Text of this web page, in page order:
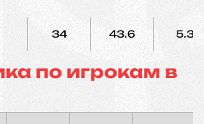
34 43.6 5.3
по игрокам в